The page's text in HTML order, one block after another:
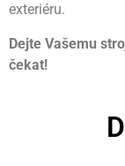
exteriéru.
Dejte Vašemu
čekat!